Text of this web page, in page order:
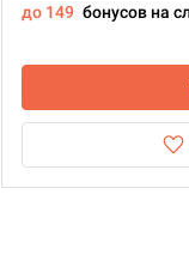
до 149 бонусов на